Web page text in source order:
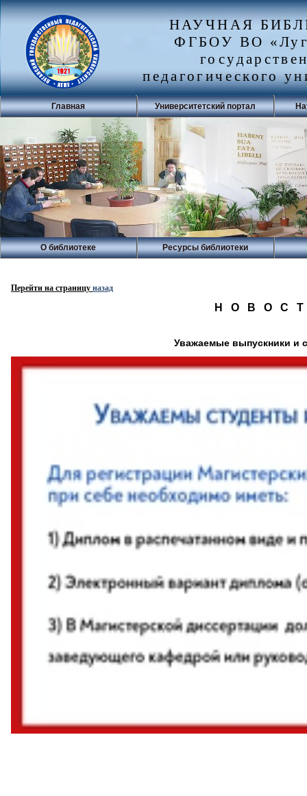
НАУЧНАЯ
ФГБОУ ВО
педагогического
Главная Университетский портал
О библиотеке Ресурсы библиотеки
Перейти на страницу назад
Н О В О С
Уважаемые выпускники и